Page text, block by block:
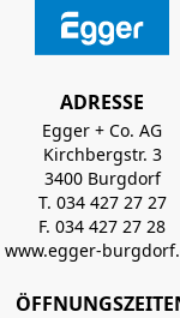
ADRESSE
Egger + Co. AG
Kirchbergstr. 3
3400 Burgdorf
T. 034 427 27 27
F. 034 427 27 28
www.egger-